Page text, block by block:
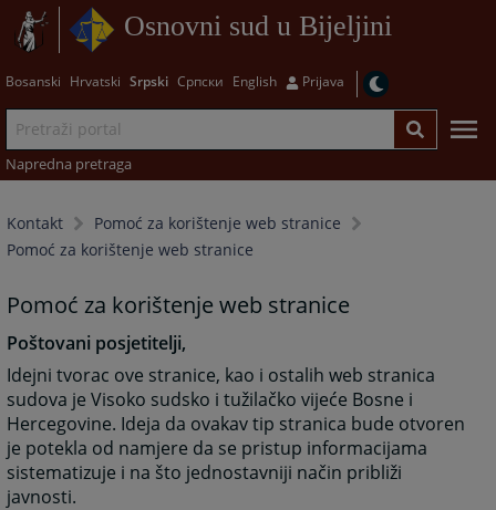
Osnovni sud u Bijeljini
Bosanski Hrvatski Srpski Српски English Prijava
Napredna pretraga
Kontakt
Pomoć za korištenje web stranice
Pomoć za korištenje web stranice
Pomoć za korištenje web stranice
Poštovani posjetitelji,
Idejni tvorac ove stranice, kao i ostalih web stranica
sudova je Visoko sudsko i tužilačko vijeće Bosne i
Hercegovine. Ideja da ovakav tip stranica bude otvoren
je potekla od namjere da se pristup informacijama
sistematizuje i na što jednostavniji način približi
javnosti.